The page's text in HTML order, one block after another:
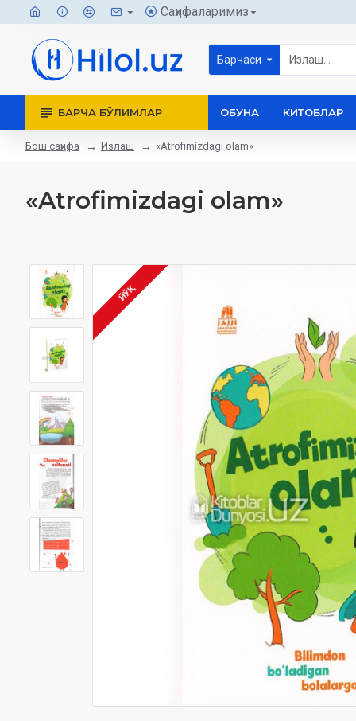
Саҳифаларимиз
Барчаси
БАРЧА БЎЛИМЛАР ОБУНА КИТОБЛАР
Бош саҳифа Излаш «Atrofimizdagi olam»
«Atrofimizdagi olam»
ЙЎҚ